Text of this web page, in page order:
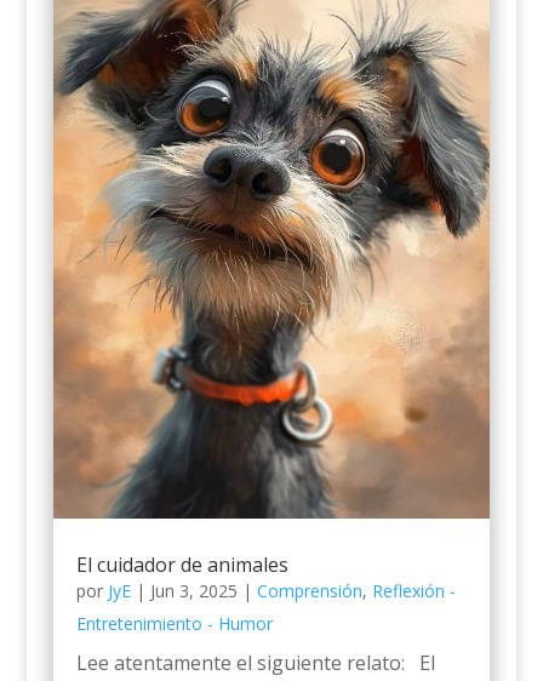
El cuidador de animales
por JyE| Jun 3, 2025 | Comprensión, Reflexión -
Entretenimiento - Humor
Lee atentamente el siguiente relato: El